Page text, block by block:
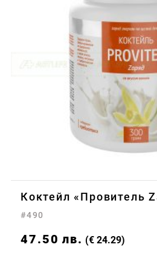
Коктейл «Провитель
#490
47.50 лв. (€ 24.29)